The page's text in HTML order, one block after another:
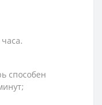
способен